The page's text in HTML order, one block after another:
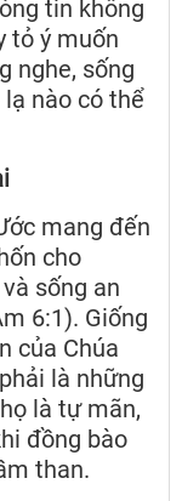
tin không
tỏ ý muốn
nghe, sống
nào có thể
mang đến
cho
sống an
6:1). Giống
của Chúa
là những
là tự mãn,
đồng bào
than.